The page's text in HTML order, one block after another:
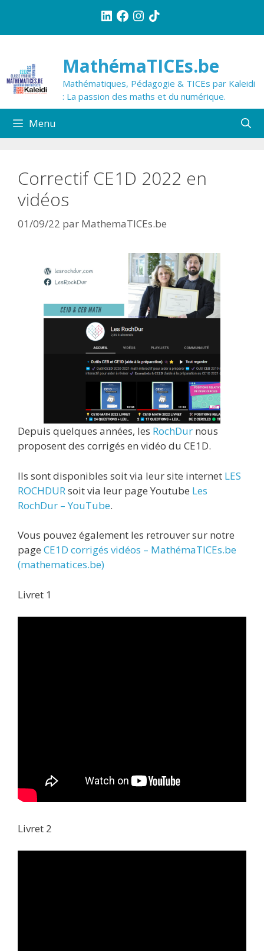
contenu
LinkedInFacebookInstagram
TikTok
MathémaTICEs.be
Mathématiques, Pédagogie & TICEs par Kaleidi
: La passion des maths et du numérique.
Menu
Correctif CE1D 2022 en
vidéos
01/09/22 par MathemaTICEs.be
Depuis quelques années, les RochDur nous
proposent des corrigés en vidéo du CE1D.
Ils sont disponibles soit via leur site internet LES
ROCHDUR soit via leur page Youtube Les
RochDur – YouTube.
Vous pouvez également les retrouver sur notre
page CE1D corrigés vidéos – MathémaTICEs.be
(mathematices.be)
Livret 1
Livret 2